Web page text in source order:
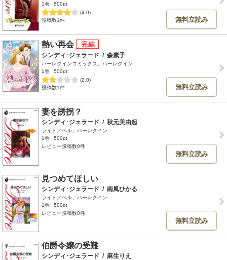
1巻
500pt
(4.0)
投稿数1件
無料立読み
熱い再会
シンディ･ジェラード / 森素子
ハーレクインコミックス、ハーレクイン
1巻
500pt
(2.0)
投稿数1件
無料立読み
妻を誘拐？
シンディ･ジェラード / 秋元美由起
ライトノベル、ハーレクイン
1巻
500pt
レビュー投稿数0件
無料立読み
見つめてほしい
シンディ･ジェラード / 南風ひかる
ライトノベル、ハーレクイン
1巻
500pt
レビュー投稿数0件
無料立読み
伯爵令嬢の受難
シンディ･ジェラード / 麻生りえ